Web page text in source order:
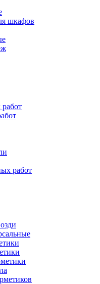
шкафов
работ